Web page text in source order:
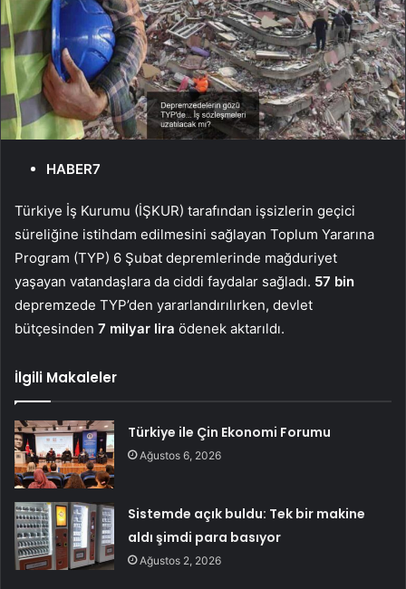
HABER7
Türkiye İş Kurumu (İŞKUR) tarafından işsizlerin geçici
süreliğine istihdam edilmesini sağlayan Toplum Yararına
Program (TYP) 6 Şubat depremlerinde mağduriyet
yaşayan vatandaşlara da ciddi faydalar sağladı. 57 bin
depremzede TYP’den yararlandırılırken, devlet
bütçesinden 7 milyar lira ödenek aktarıldı.
İlgili Makaleler
Türkiye ile Çin Ekonomi Forumu
Ağustos 6, 2026
Sistemde açık buldu: Tek bir makine
aldı şimdi para basıyor
Ağustos 2, 2026